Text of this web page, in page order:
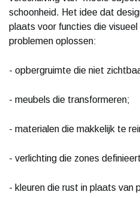
schoonheid. Het idee dat
plaats voor functies die
problemen oplossen:
- opbergruimte die niet
- meubels die transformeren;
- materialen die makkelijk te
- verlichting die zones
- kleuren die rust in plaats van